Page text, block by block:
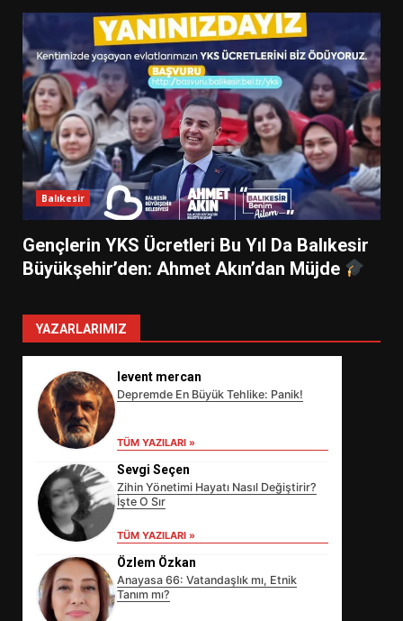
Balıkesir
Gençlerin YKS Ücretleri Bu Yıl Da Balıkesir
Büyükşehir’den: Ahmet Akın’dan Müjde
YAZARLARIMIZ
levent mercan
Depremde En Büyük Tehlike: Panik!
TÜM YAZILARI »
Sevgi Seçen
Zihin Yönetimi Hayatı Nasıl Değiştirir?
İşte O Sır
TÜM YAZILARI »
Özlem Özkan
Anayasa 66: Vatandaşlık mı, Etnik
Tanım mı?